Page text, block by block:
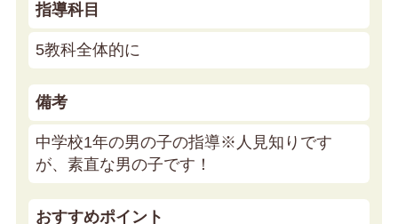
指導科目
5教科全体的に
備考
中学校1年の男の子の指導※人見知りです
が、素直な男の子です！
おすすめポイント